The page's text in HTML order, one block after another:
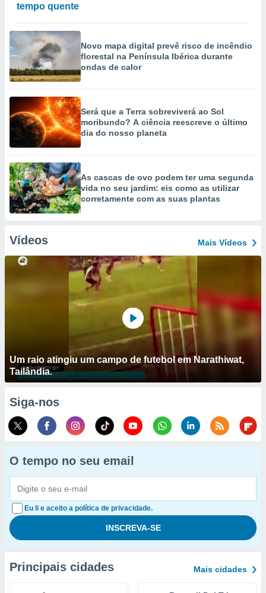
tempo quente
Novo mapa digital prevê risco de incêndio
florestal na Península Ibérica durante
ondas de calor
Será que a Terra sobreviverá ao Sol
moribundo? A ciência reescreve o último
dia do nosso planeta
As cascas de ovo podem ter uma segunda
vida no seu jardim: eis como as utilizar
corretamente com as suas plantas
Vídeos Mais Vídeos
Um raio atingiu um campo de futebol em Narathiwat,
Tailândia.
Siga-nos
O tempo no seu email
Eu li e aceito a política de privacidade.
Principais cidades Mais cidades